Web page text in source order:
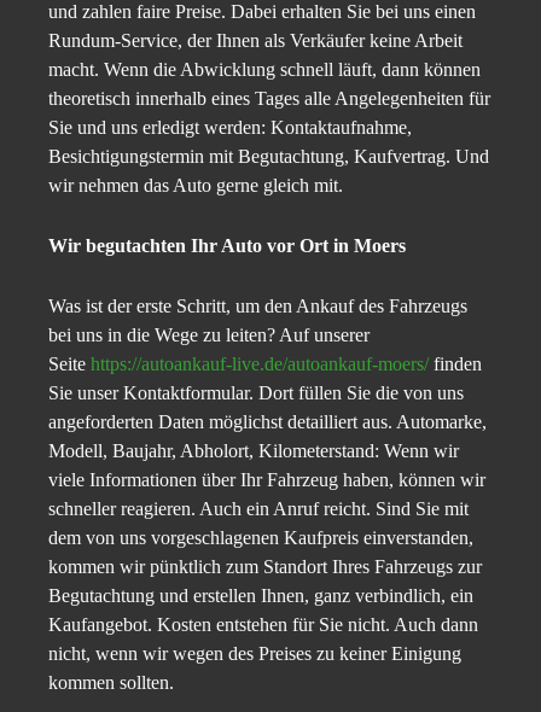
und zahlen faire Preise. Dabei erhalten Sie bei uns einen
Rundum-Service, der Ihnen als Verkäufer keine Arbeit
macht. Wenn die Abwicklung schnell läuft, dann können
theoretisch innerhalb eines Tages alle Angelegenheiten für
Sie und uns erledigt werden: Kontaktaufnahme,
Besichtigungstermin mit Begutachtung, Kaufvertrag. Und
wir nehmen das Auto gerne gleich mit.
Wir begutachten Ihr Auto vor Ort in Moers
Was ist der erste Schritt, um den Ankauf des Fahrzeugs
bei uns in die Wege zu leiten? Auf unserer
Seite https://autoankauf-live.de/autoankauf-moers/finden
Sie unser Kontaktformular. Dort füllen Sie die von uns
angeforderten Daten möglichst detailliert aus. Automarke,
Modell, Baujahr, Abholort, Kilometerstand: Wenn wir
viele Informationen über Ihr Fahrzeug haben, können wir
schneller reagieren. Auch ein Anruf reicht. Sind Sie mit
dem von uns vorgeschlagenen Kaufpreis einverstanden,
kommen wir pünktlich zum Standort Ihres Fahrzeugs zur
Begutachtung und erstellen Ihnen, ganz verbindlich, ein
Kaufangebot. Kosten entstehen für Sie nicht. Auch dann
nicht, wenn wir wegen des Preises zu keiner Einigung
kommen sollten.